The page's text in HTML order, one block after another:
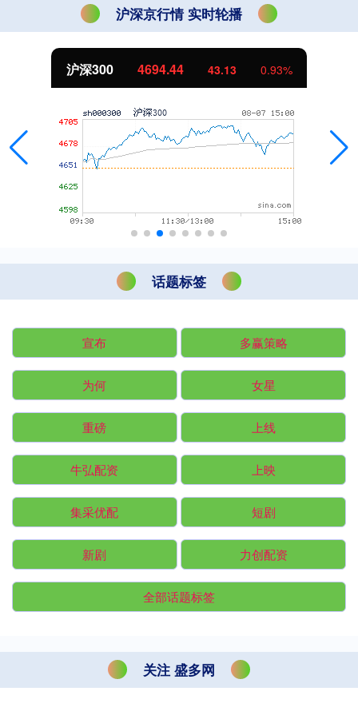
沪深京行情 实时轮播
沪深300 4694.44 43.13 0.93%
话题标签
宣布 多赢策略
为何 女星
重磅 上线
牛弘配资 上映
集采优配 短剧
新剧 力创配资
全部话题标签
关注 盛多网